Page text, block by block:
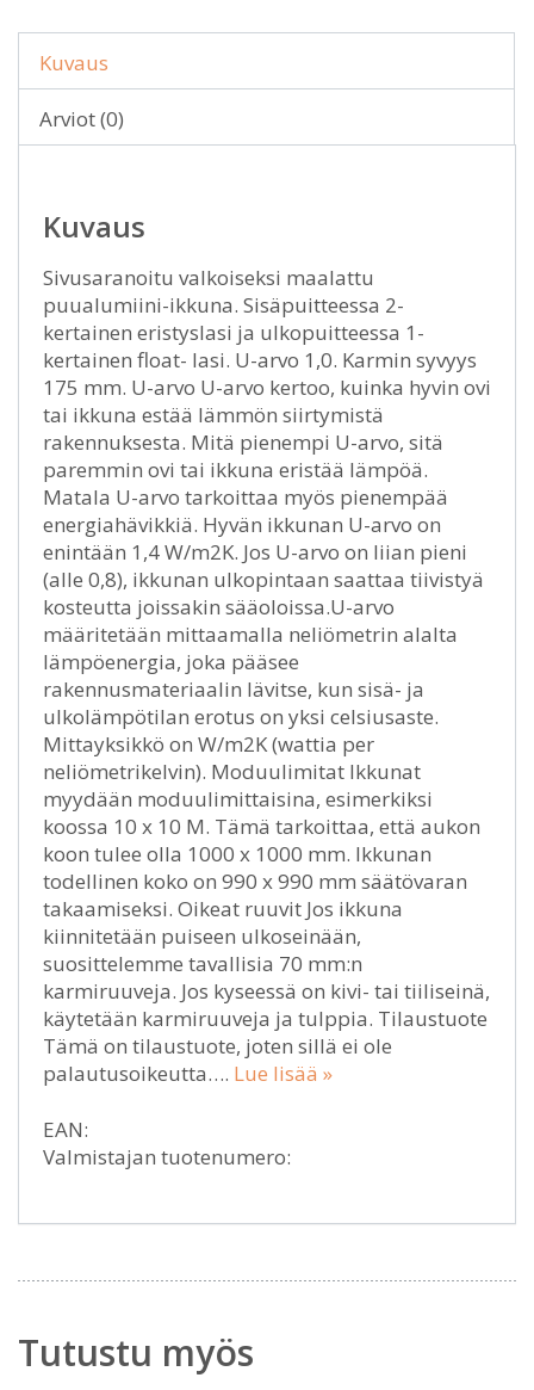
Kuvaus
Arviot (0)
Kuvaus
Sivusaranoitu valkoiseksi maalattu
puualumiini-ikkuna. Sisäpuitteessa 2-
kertainen eristyslasi ja ulkopuitteessa 1-
kertainen float- lasi. U-arvo 1,0. Karmin syvyys
175 mm. U-arvo U-arvo kertoo, kuinka hyvin ovi
tai ikkuna estää lämmön siirtymistä
rakennuksesta. Mitä pienempi U-arvo, sitä
paremmin ovi tai ikkuna eristää lämpöä.
Matala U-arvo tarkoittaa myös pienempää
energiahävikkiä. Hyvän ikkunan U-arvo on
enintään 1,4 W/m2K. Jos U-arvo on liian pieni
(alle 0,8), ikkunan ulkopintaan saattaa tiivistyä
kosteutta joissakin sääoloissa.U-arvo
määritetään mittaamalla neliömetrin alalta
lämpöenergia, joka pääsee
rakennusmateriaalin lävitse, kun sisä- ja
ulkolämpötilan erotus on yksi celsiusaste.
Mittayksikkö on W/m2K (wattia per
neliömetrikelvin). Moduulimitat Ikkunat
myydään moduulimittaisina, esimerkiksi
koossa 10 x 10 M. Tämä tarkoittaa, että aukon
koon tulee olla 1000 x 1000 mm. Ikkunan
todellinen koko on 990 x 990 mm säätövaran
takaamiseksi. Oikeat ruuvit Jos ikkuna
kiinnitetään puiseen ulkoseinään,
suosittelemme tavallisia 70 mm:n
karmiruuveja. Jos kyseessä on kivi- tai tiiliseinä,
käytetään karmiruuveja ja tulppia. Tilaustuote
Tämä on tilaustuote, joten sillä ei ole
palautusoikeutta…. Lue lisää »
EAN:
Valmistajan tuotenumero:
Tutustu myös